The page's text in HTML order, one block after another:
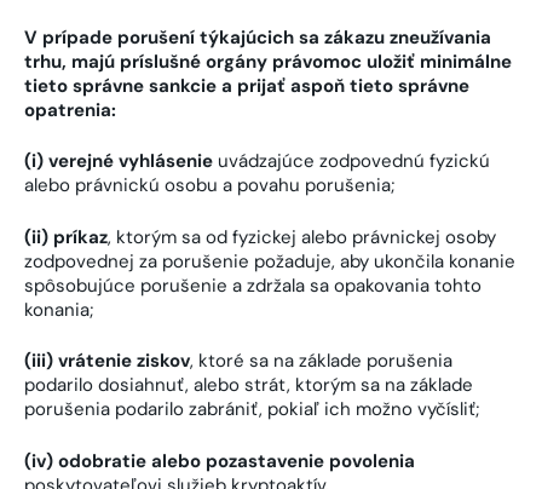
V prípade porušení týkajúcich sa zákazu zneužívania
trhu, majú príslušné orgány právomoc uložiť minimálne
tieto správne sankcie a prijať aspoň tieto správne
opatrenia:
(i) verejné vyhlásenie uvádzajúce zodpovednú fyzickú
alebo právnickú osobu a povahu porušenia;
(ii) príkaz, ktorým sa od fyzickej alebo právnickej osoby
zodpovednej za porušenie požaduje, aby ukončila konanie
spôsobujúce porušenie a zdržala sa opakovania tohto
konania;
(iii) vrátenie ziskov, ktoré sa na základe porušenia
podarilo dosiahnuť, alebo strát, ktorým sa na základe
porušenia podarilo zabrániť, pokiaľ ich možno vyčísliť;
(iv) odobratie alebo pozastavenie povolenia